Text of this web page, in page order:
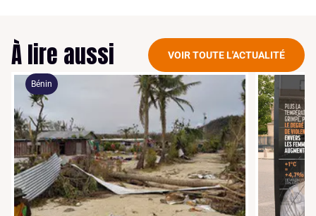
À lire aussi VOIR TOUTE L'ACTUALITÉ
Bénin